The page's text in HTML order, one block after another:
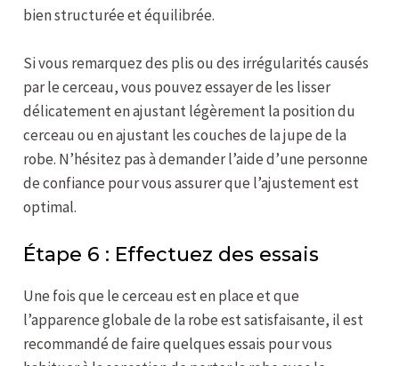
bien structurée et équilibrée.
Si vous remarquez des plis ou des irrégularités causés
par le cerceau, vous pouvez essayer de les lisser
délicatement en ajustant légèrement la position du
cerceau ou en ajustant les couches de la jupe de la
robe. N’hésitez pas à demander l’aide d’une personne
de confiance pour vous assurer que l’ajustement est
optimal.
Étape 6 : Effectuez des essais
Une fois que le cerceau est en place et que
l’apparence globale de la robe est satisfaisante, il est
recommandé de faire quelques essais pour vous